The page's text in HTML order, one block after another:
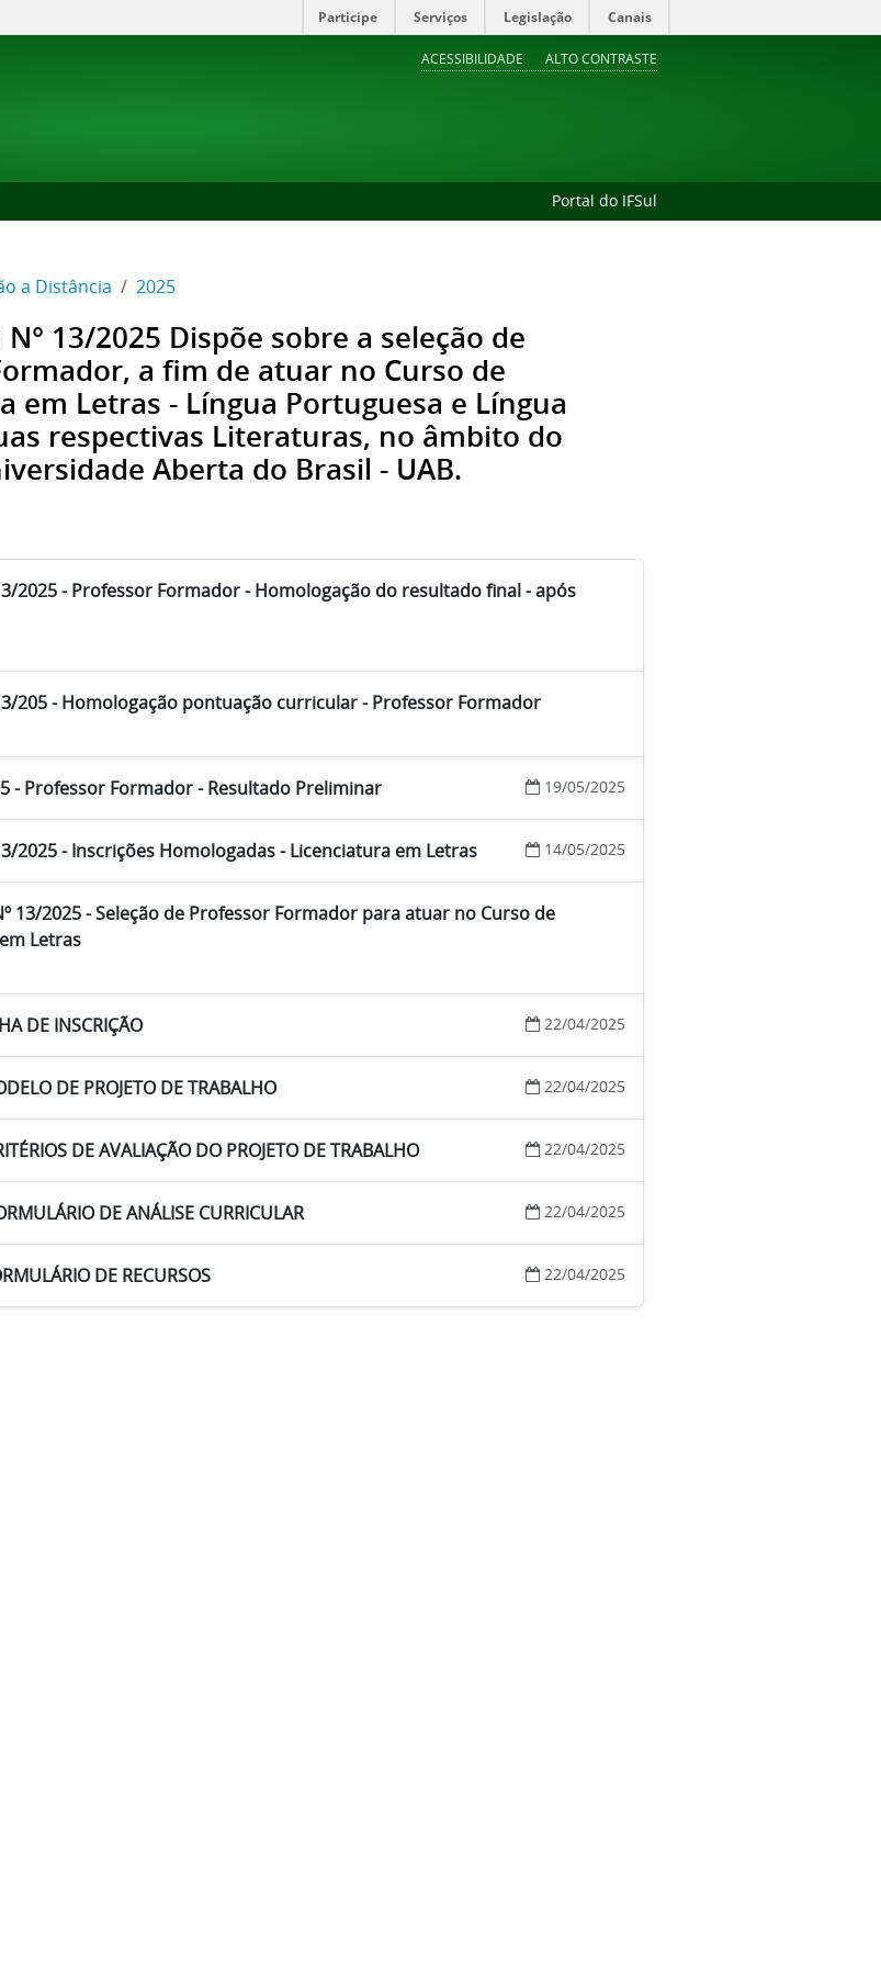
Participe Serviços Legislação Canais
ACESSIBILIDADE ALTO CONTRASTE
Portal do IFSul
a Distância 2025
N° 13/2025 Dispõe sobre a seleção de
a fim de atuar no Curso de
em Letras - Língua Portuguesa e Língua
respectivas Literaturas, no âmbito do
Aberta do Brasil - UAB.
2025 - Professor Formador - Homologação do resultado final - após
205 - Homologação pontuação curricular - Professor Formador
- Professor Formador - Resultado Preliminar 19/05/2025
2025 - Inscrições Homologadas - Licenciatura em Letras 14/05/2025
13/2025 - Seleção de Professor Formador para atuar no Curso de
Letras
DE INSCRIÇÃO 22/04/2025
DE PROJETO DE TRABALHO 22/04/2025
DE AVALIAÇÃO DO PROJETO DE TRABALHO 22/04/2025
DE ANÁLISE CURRICULAR 22/04/2025
DE RECURSOS 22/04/2025